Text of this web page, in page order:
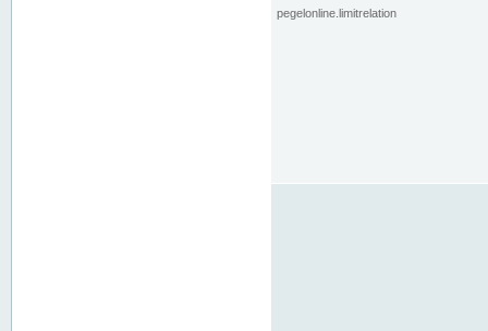
pegelonline.limitrelation